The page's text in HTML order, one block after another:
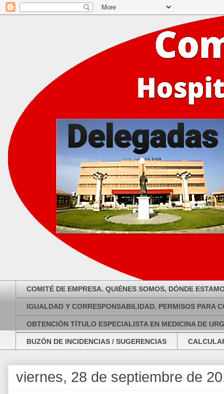
COMITÉ DE EMPRESA. QUIÉNES SOMOS, DÓNDE
IGUALDAD Y CORRESPONSABILIDAD. PERMISOS PARA
OBTENCIÓN TÍTULO ESPECIALISTA EN MEDICINA DE
BUZÓN DE INCIDENCIAS / SUGERENCIAS
viernes, 28 de septiembre de